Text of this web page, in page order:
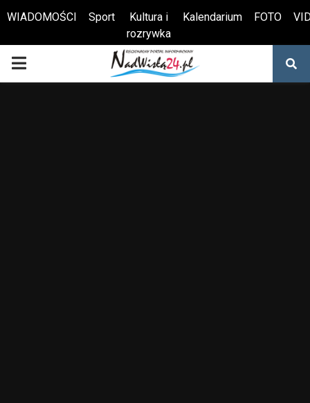
Otwórz pasek narzędzi
WIADOMOŚCI Sport
Kultura i
rozrywka
Kalendarium FOTO
PRIMARY